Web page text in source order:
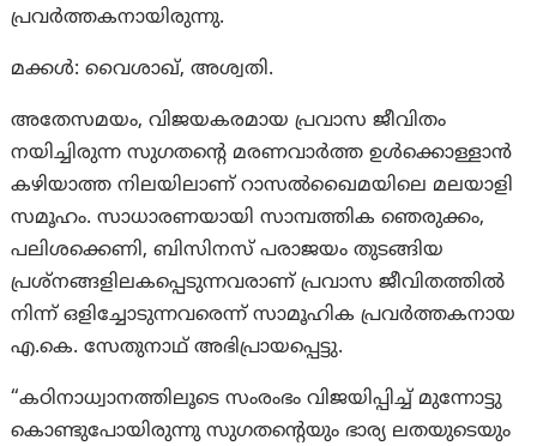
പ്രവര്‍ത്തകനായിരുന്നു.
മക്കള്‍: വൈശാഖ്, അശ്വതി.
അതേസമയം, വിജയകരമായ പ്രവാസ ജീവിതം
നയിച്ചിരുന്ന സുഗതന്റെ മരണവാര്‍ത്ത ഉള്‍ക്കൊള്ളാന്‍
കഴിയാത്ത നിലയിലാണ് റാസല്‍ഖൈമയിലെ മലയാളി
സമൂഹം. സാധാരണയായി സാമ്പത്തിക ഞെരുക്കം,
പലിശക്കെണി, ബിസിനസ് പരാജയം തുടങ്ങിയ
പ്രശ്നങ്ങളിലകപ്പെടുന്നവരാണ് പ്രവാസ ജീവിതത്തില്‍
നിന്ന് ഒളിച്ചോടുന്നവരെന്ന് സാമൂഹിക പ്രവര്‍ത്തകനായ
എ.കെ. സേതുനാഥ് അഭിപ്രായപ്പെട്ടു.
“കഠിനാധ്വാനത്തിലൂടെ സംരംഭം വിജയിപ്പിച്ച് മുന്നോട്ടു
കൊണ്ടുപോയിരുന്നു സുഗതന്റെയും ഭാര്യ ലതയുടെയും